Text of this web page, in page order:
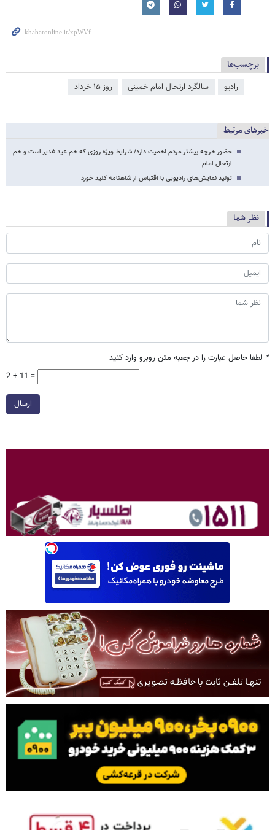
برچسب‌ها
رادیو سالگرد ارتحال امام خمینی روز ۱۵ خرداد
خبرهای مرتبط
حضور هرچه بیشتر مردم اهمیت دارد/ شرایط ویژه روزی که هم عید غدیر است و هم
ارتحال امام
تولید نمایش‌های رادیویی با اقتباس از شاهنامه کلید خورد
نظر شما
* لطفا حاصل عبارت را در جعبه متن روبرو وارد کنید
2 + 11 =
ارسال